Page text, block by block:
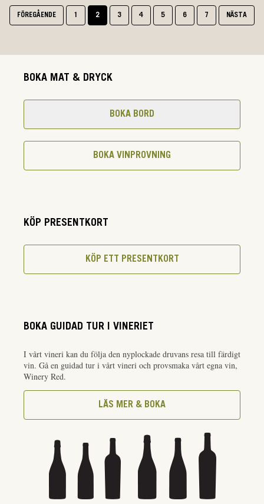
FÖREGÅENDE 1 2 3 4 5 6 7 NÄSTA
BOKA MAT & DRYCK
BOKA BORD
BOKA VINPROVNING
KÖP PRESENTKORT
KÖP ETT PRESENTKORT
BOKA GUIDAD TUR I VINERIET
I vårt vineri kan du följa den nyplockade druvans resa till färdigt
vin. Gå en guidad tur i vårt vineri och provsmaka vårt egna vin,
Winery Red.
LÄS MER & BOKA